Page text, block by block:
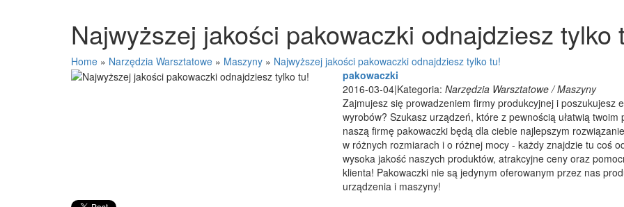
Najwyższej jakości pakowaczki odnajdziesz tylko
Home » Narzędzia Warsztatowe » Maszyny » Najwyższej jakości pakowaczki odnajdziesz tylko tu!
pakowaczki
2016-03-04|Kategoria: Narzędzia Warsztatowe / Maszyny
Zajmujesz się prowadzeniem firmy produkcyjnej i poszukujesz
wyrobów? Szukasz urządzeń, które z pewnością ułatwią
naszą firmę pakowaczki będą dla ciebie najlepszym
w różnych rozmiarach i o różnej mocy - każdy znajdzie tu coś
wysoka jakość naszych produktów, atrakcyjne ceny oraz
klienta! Pakowaczki nie są jedynym oferowanym przez nas
urządzenia i maszyny!